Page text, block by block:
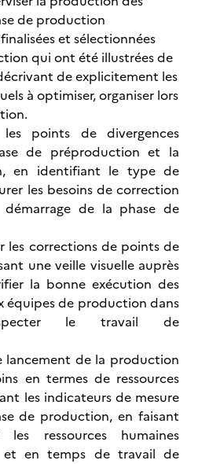
de production
et sélectionnées
qui ont été illustrées de
de explicitement les
à optimiser, organiser lors
points de divergences
de préproduction et la
en identifiant le type de
les besoins de correction
de la phase de
les corrections de points de
une veille visuelle auprès
la bonne exécution des
équipes de production dans
le travail de
lancement de la production
en termes de ressources
les indicateurs de mesure
de production, en faisant
ressources humaines
et en temps de travail de